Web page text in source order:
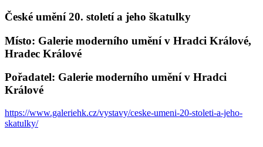
České umění 20. století a jeho škatulky
Místo: Galerie moderního umění v Hradci Králové,
Hradec Králové
Pořadatel: Galerie moderního umění v Hradci
Králové
https://www.galeriehk.cz/vystavy/ceske-umeni-20-stoleti-a-jeho-
skatulky/